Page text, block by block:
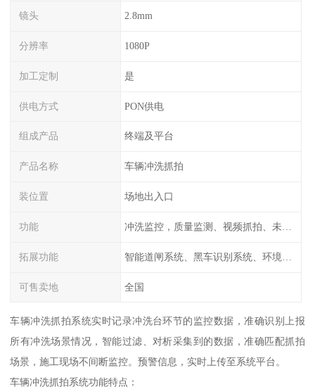
镜头 2.8mm
分辨率 1080P
加工定制 是
供电方式 PON供电
组成产品 终端及平台
产品名称 车辆冲洗抓拍
装位置 场地出入口
功能
拓展功能
可售卖地 全国
车辆冲洗抓拍系统实时记录冲洗台环节的监控数据，准确识别上报
所有冲洗场景情况，智能过滤、对析采集到的数据，准确匹配抓拍
场景，施工现场不间断监控。预警信息，实时上传至系统平台。
车辆冲洗抓拍系统功能特点：